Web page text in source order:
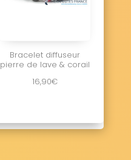
Bracelet diffuseur
pierre de lave & corail
16,90€